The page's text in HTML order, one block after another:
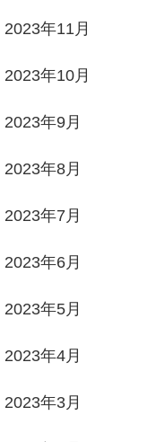
2023年11月
2023年10月
2023年9月
2023年8月
2023年7月
2023年6月
2023年5月
2023年4月
2023年3月